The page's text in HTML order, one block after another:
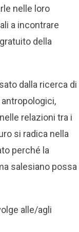
nelle loro
a incontrare
della
dalla ricerca di
relazioni tra i
si radica nella
perché la
salesiano possa
alle/agli